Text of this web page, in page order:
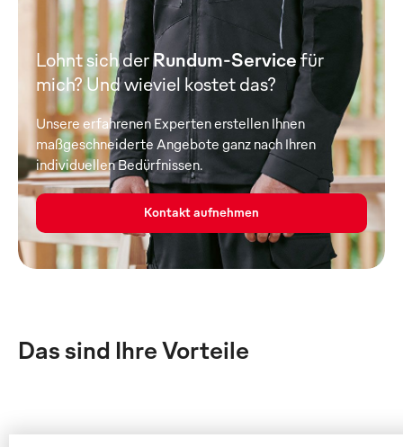
Lohnt sich derRundum-Servicefür
mich? Und wieviel kostet das?
Unsere erfahrenen Experten erstellen Ihnen
maßgeschneiderte Angebote ganz nach Ihren
individuellen Bedürfnissen.
Kontakt aufnehmen
Das sind Ihre Vorteile